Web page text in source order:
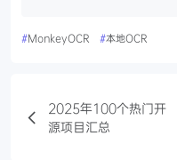
#MonkeyOCR #本地OCR
2025年100个热门开
源项目汇总